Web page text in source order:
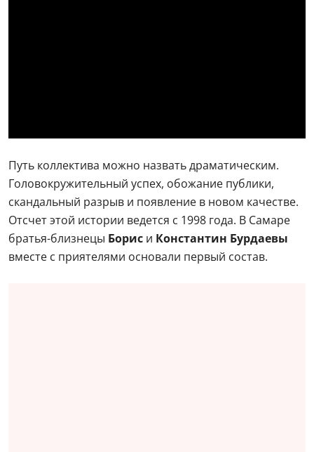
Путь коллектива можно назвать драматическим.
Головокружительный успех, обожание публики,
скандальный разрыв и появление в новом качестве.
Отсчет этой истории ведется с 1998 года. В Самаре
братья-близнецы Борис и Константин Бурдаевы
вместе с приятелями основали первый состав.